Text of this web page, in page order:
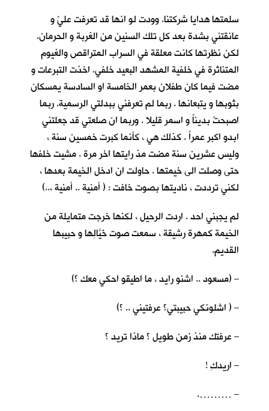
سلمتها هدايا شركتنا. وودت لو انها قد تعرفت عليّ و
عانقتني بشدة بعد كل تلك السنين من الغربة و الحرمان.
لكن نظرتها كانت معلقة في السراب المتراقص والغيوم
المتناثرة في خلفية المشهد البعيد خلفي. اخذت التبرعات و
مضت فيما كان طفلان بعمر الخامسة او السادسة يمسكان
بثوبها و يتبعانها . ربما لم تعرفني ببدلتي الرسمية. ربما
اصبحتُ بديناً و اسمر قليلا . وربما ان صلعتي قد جعلتني
ابدو اكبر عمراً . كذلك هي ، كأنما كبرت خمسين سنة ،
وليس عشرين سنة مضت مذ رايتها اخر مرة . مشيت خلفها
حتى وصلت الى خيمتها . حاولت ان ادخل الخيمة بعدها ،
لكني ترددت ، ناديتها بصوت خافت : ( أمنية .. أمنية ،..)
لم يجبني احد . اردت الرحيل ، لكنها خرجت متمايلة من
الخيمة كمهرة رشيقة ، سمعت صوت خَيَّالِها و حبيبها
القديم.
– (مسعود .. اشنو رايد ، ما اطيقو احكي معك ؟)
– ( اشلونكي حبيبتي؟ عرفتيني .. ؟)
– عرفتك منذ زمن طويل ؟ ماذا تريد ؟
– اريدكِ !
– ……….